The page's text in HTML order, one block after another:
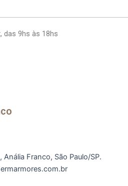
das 9hs às 18hs
Anália Franco, São Paulo/SP.